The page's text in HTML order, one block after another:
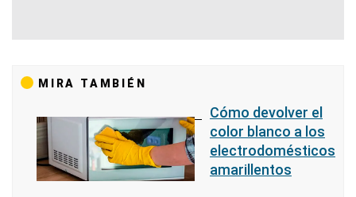
MIRA TAMBIÉN
Cómo devolver el
color blanco a los
electrodomésticos
amarillentos